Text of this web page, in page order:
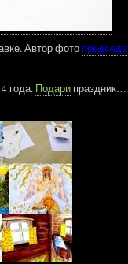
Автор фото
года. Подари праздник…